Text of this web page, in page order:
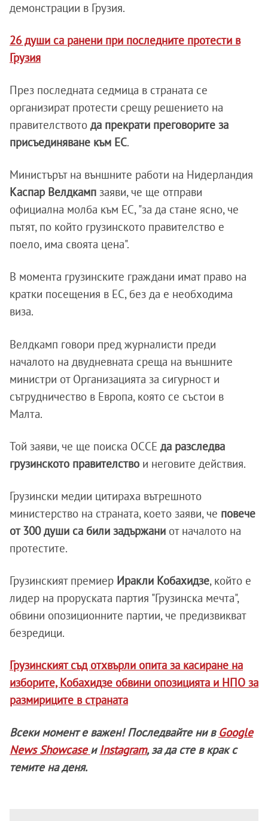
демонстрации в Грузия.
26 души са ранени при последните протести в
Грузия
През последната седмица в страната се
организират протести срещу решението на
правителството да прекрати преговорите за
присъединяване към ЕС.
Министърът на външните работи на Нидерландия
Каспар Велдкамп заяви, че ще отправи
официална молба към ЕС, "за да стане ясно, че
пътят, по който грузинското правителство е
поело, има своята цена".
В момента грузинските граждани имат право на
кратки посещения в ЕС, без да е необходима
виза.
Велдкамп говори пред журналисти преди
началото на двудневната среща на външните
министри от Организацията за сигурност и
сътрудничество в Европа, която се състои в
Малта.
Той заяви, че ще поиска ОССЕ да разследва
грузинското правителство и неговите действия.
Грузински медии цитираха вътрешното
министерство на страната, което заяви, че повече
от 300 души са били задържани от началото на
протестите.
Грузинският премиер Иракли Кобахидзе, който е
лидер на проруската партия "Грузинска мечта",
обвини опозиционните партии, че предизвикват
безредици.
Грузинският съд отхвърли опита за касиране на
изборите, Кобахидзе обвини опозицията и НПО за
размириците в страната
Всеки момент е важен! Последвайте ни в Google
News Showcaseи Instagram, за да сте в крак с
темите на деня.